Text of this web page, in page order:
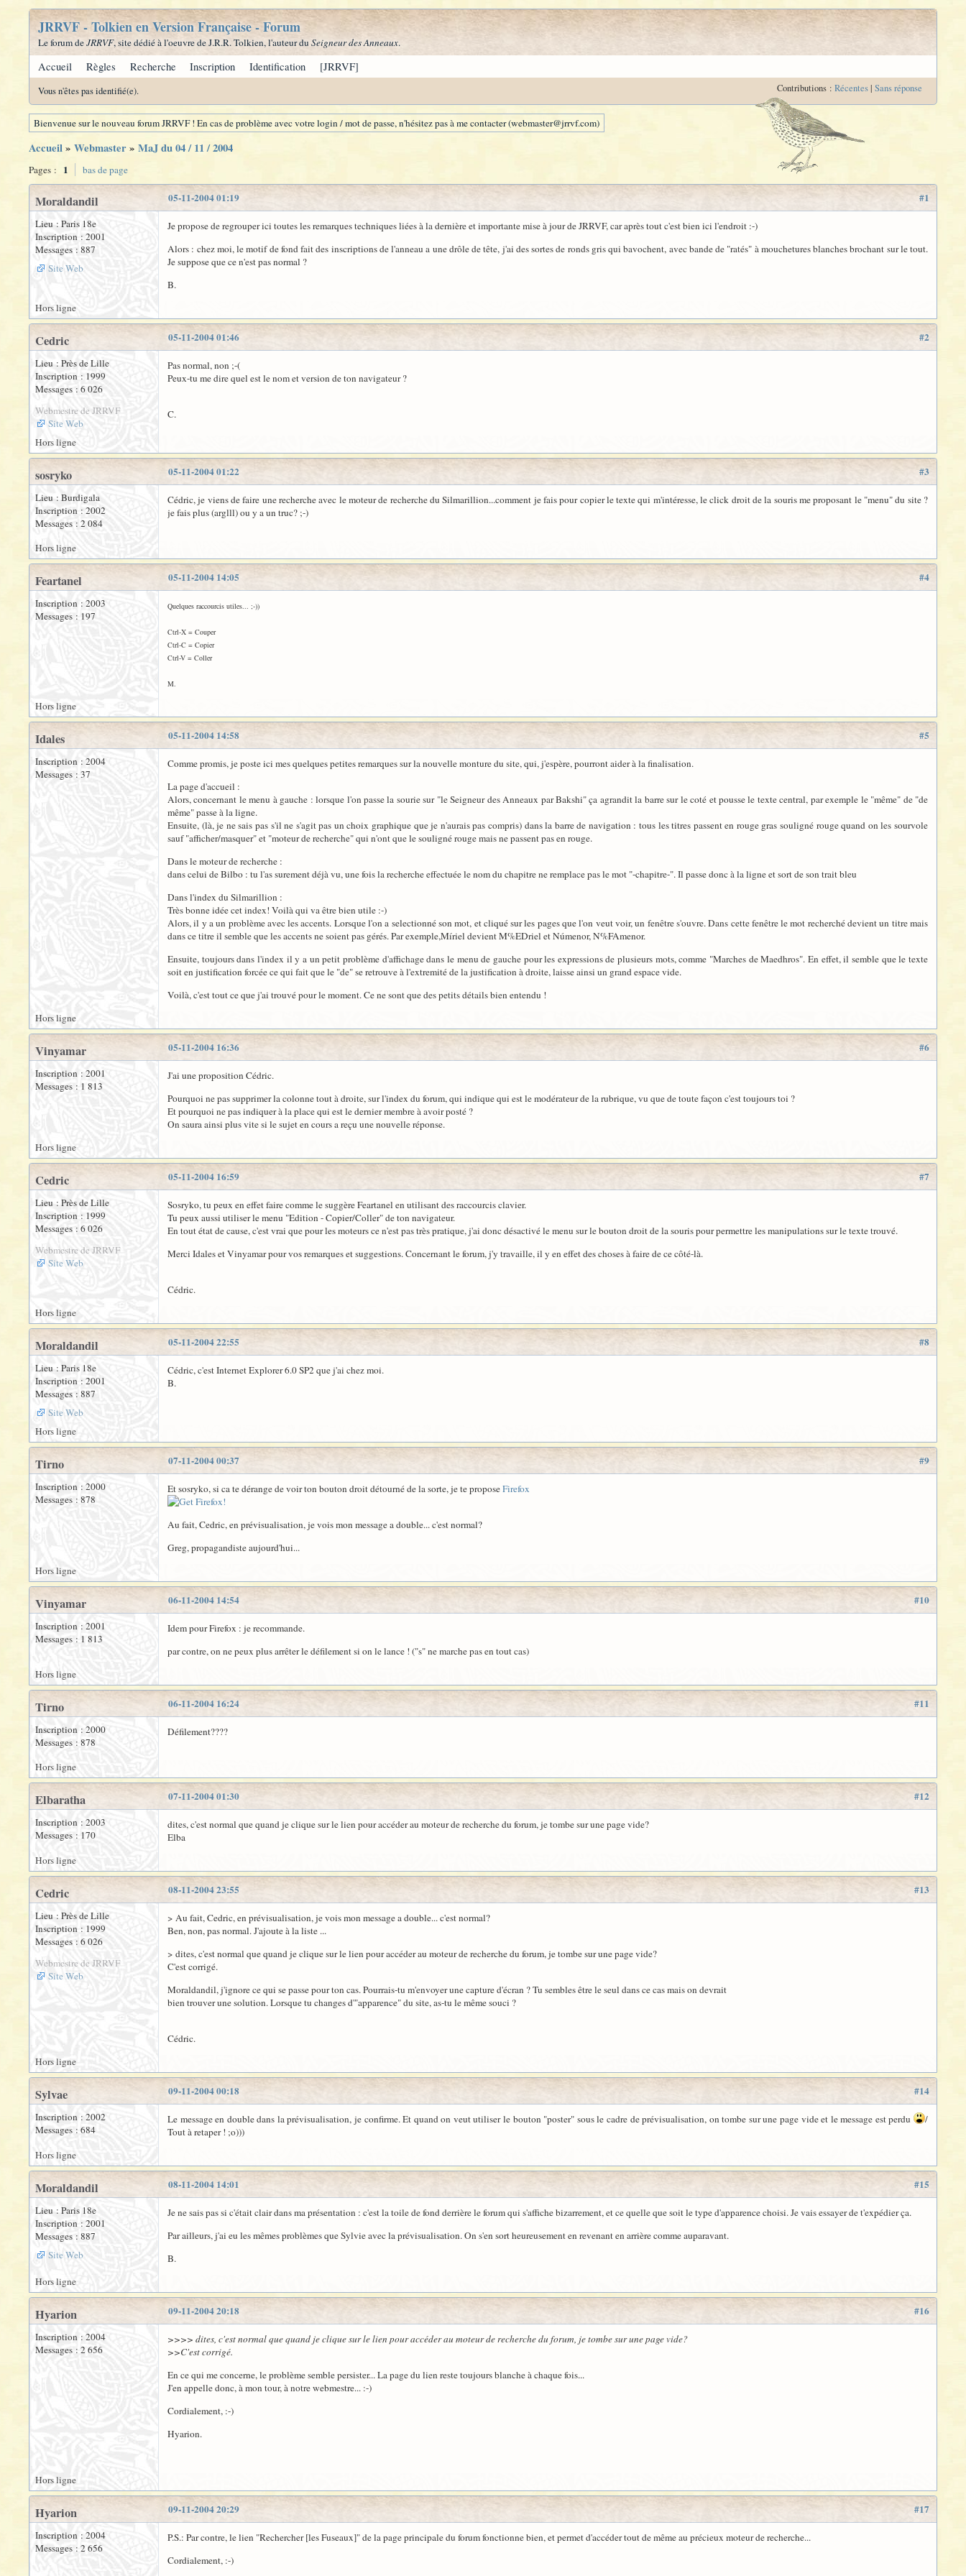
JRRVF - Tolkien en Version Française - Forum
Le forum deJRRVF, site dédié à l'oeuvre de J.R.R. Tolkien, l'auteur du Seigneur des Anneaux.
Accueil Règles Recherche Inscription Identification [JRRVF]
Vous n'êtes pas identifié(e). Contributions : Récentes| Sans réponse
Bienvenue sur le nouveau forum JRRVF ! En cas de problème avec votre login / mot de passe, n'hésitez pas à me contacter (webmaster@jrrvf.com)
Accueil» Webmaster» MaJ du 04 / 11 / 2004
Pages : 1 bas de page
#1
05-11-2004 01:19
Moraldandil
Lieu : Paris 18e
Inscription : 2001
Messages : 887
Site Web
Je propose de regrouper ici toutes les remarques techniques liées à la dernière et importante mise à jour de JRRVF, car après tout c'est bien ici l'endroit :-)
Alors : chez moi, le motif de fond fait des inscriptions de l'anneau a une drôle de tête, j'ai des sortes de ronds gris qui bavochent, avec bande de "ratés" à mouchetures blanches brochant sur le tout.
Je suppose que ce n'est pas normal ?
B.
Hors ligne
#2
05-11-2004 01:46
Cedric
Lieu : Près de Lille
Inscription : 1999
Messages : 6 026
Webmestre de JRRVF
Site Web
Pas normal, non ;-(
Peux-tu me dire quel est le nom et version de ton navigateur ?
C.
Hors ligne
#3
05-11-2004 01:22
sosryko
Lieu : Burdigala
Inscription : 2002
Messages : 2 084
Cédric, je viens de faire une recherche avec le moteur de recherche du Silmarillion...comment je fais pour copier le texte qui m'intéresse, le click droit de la souris me proposant le "menu" du site ?
je fais plus (arglll) ou y a un truc? ;-)
Hors ligne
#4
05-11-2004 14:05
Feartanel
Inscription : 2003
Messages : 197
Quelques raccourcis utiles... ;-))
Ctrl-X = Couper
Ctrl-C = Copier
Ctrl-V = Coller
M.
Hors ligne
#5
05-11-2004 14:58
Idales
Inscription : 2004
Messages : 37
Comme promis, je poste ici mes quelques petites remarques sur la nouvelle monture du site, qui, j'espère, pourront aider à la finalisation.
La page d'accueil :
Alors, concernant le menu à gauche : lorsque l'on passe la sourie sur "le Seigneur des Anneaux par Bakshi" ça agrandit la barre sur le coté et pousse le texte central, par exemple le "même" de "de
même" passe à la ligne.
Ensuite, (là, je ne sais pas s'il ne s'agit pas un choix graphique que je n'aurais pas compris) dans la barre de navigation : tous les titres passent en rouge gras souligné rouge quand on les sourvole
sauf "afficher/masquer" et "moteur de recherche" qui n'ont que le souligné rouge mais ne passent pas en rouge.
Dans le moteur de recherche :
dans celui de Bilbo : tu l'as surement déjà vu, une fois la recherche effectuée le nom du chapitre ne remplace pas le mot "-chapitre-". Il passe donc à la ligne et sort de son trait bleu
Dans l'index du Silmarillion :
Très bonne idée cet index! Voilà qui va être bien utile :-)
Alors, il y a un problème avec les accents. Lorsque l'on a selectionné son mot, et cliqué sur les pages que l'on veut voir, un fenêtre s'ouvre. Dans cette fenêtre le mot recherché devient un titre mais
dans ce titre il semble que les accents ne soient pas gérés. Par exemple,Míriel devient M%EDriel et Númenor, N%FAmenor.
Ensuite, toujours dans l'index il y a un petit problème d'affichage dans le menu de gauche pour les expressions de plusieurs mots, comme "Marches de Maedhros". En effet, il semble que le texte
soit en justification forcée ce qui fait que le "de" se retrouve à l'extremité de la justification à droite, laisse ainsi un grand espace vide.
Voilà, c'est tout ce que j'ai trouvé pour le moment. Ce ne sont que des petits détails bien entendu !
Hors ligne
#6
05-11-2004 16:36
Vinyamar
Inscription : 2001
Messages : 1 813
J'ai une proposition Cédric.
Pourquoi ne pas supprimer la colonne tout à droite, sur l'index du forum, qui indique qui est le modérateur de la rubrique, vu que de toute façon c'est toujours toi ?
Et pourquoi ne pas indiquer à la place qui est le dernier membre à avoir posté ?
On saura ainsi plus vite si le sujet en cours a reçu une nouvelle réponse.
Hors ligne
#7
05-11-2004 16:59
Cedric
Lieu : Près de Lille
Inscription : 1999
Messages : 6 026
Webmestre de JRRVF
Site Web
Sosryko, tu peux en effet faire comme le suggère Feartanel en utilisant des raccourcis clavier.
Tu peux aussi utiliser le menu "Edition - Copier/Coller" de ton navigateur.
En tout état de cause, c'est vrai que pour les moteurs ce n'est pas très pratique, j'ai donc désactivé le menu sur le bouton droit de la souris pour permettre les manipulations sur le texte trouvé.
Merci Idales et Vinyamar pour vos remarques et suggestions. Concernant le forum, j'y travaille, il y en effet des choses à faire de ce côté-là.
Cédric.
Hors ligne
#8
05-11-2004 22:55
Moraldandil
Lieu : Paris 18e
Inscription : 2001
Messages : 887
Site Web
Cédric, c'est Internet Explorer 6.0 SP2 que j'ai chez moi.
B.
Hors ligne
#9
07-11-2004 00:37
Tirno
Inscription : 2000
Messages : 878
Et sosryko, si ca te dérange de voir ton bouton droit détourné de la sorte, je te proposeFirefox
Au fait, Cedric, en prévisualisation, je vois mon message a double... c'est normal?
Greg, propagandiste aujourd'hui...
Hors ligne
#10
06-11-2004 14:54
Vinyamar
Inscription : 2001
Messages : 1 813
Idem pour Firefox : je recommande.
par contre, on ne peux plus arrêter le défilement si on le lance ! ("s" ne marche pas en tout cas)
Hors ligne
#11
06-11-2004 16:24
Tirno
Inscription : 2000
Messages : 878
Défilement????
Hors ligne
#12
07-11-2004 01:30
Elbaratha
Inscription : 2003
Messages : 170
dites, c'est normal que quand je clique sur le lien pour accéder au moteur de recherche du forum, je tombe sur une page vide?
Elba
Hors ligne
#13
08-11-2004 23:55
Cedric
Lieu : Près de Lille
Inscription : 1999
Messages : 6 026
Webmestre de JRRVF
Site Web
> Au fait, Cedric, en prévisualisation, je vois mon message a double... c'est normal?
Ben, non, pas normal. J'ajoute à la liste ...
> dites, c'est normal que quand je clique sur le lien pour accéder au moteur de recherche du forum, je tombe sur une page vide?
C'est corrigé.
Moraldandil, j'ignore ce qui se passe pour ton cas. Pourrais-tu m'envoyer une capture d'écran ? Tu sembles être le seul dans ce cas mais on devrait
bien trouver une solution. Lorsque tu changes d'"apparence" du site, as-tu le même souci ?
Cédric.
Hors ligne
#14
09-11-2004 00:18
Sylvae
Inscription : 2002
Messages : 684
Le message en double dans la prévisualisation, je confirme. Et quand on veut utiliser le bouton "poster" sous le cadre de prévisualisation, on tombe sur une page vide et le message est perdu
/
Tout à retaper ! ;o)))
Hors ligne
#15
08-11-2004 14:01
Moraldandil
Lieu : Paris 18e
Inscription : 2001
Messages : 887
Site Web
Je ne sais pas si c'était clair dans ma présentation : c'est la toile de fond derrière le forum qui s'affiche bizarrement, et ce quelle que soit le type d'apparence choisi. Je vais essayer de t'expédier ça.
Par ailleurs, j'ai eu les mêmes problèmes que Sylvie avec la prévisualisation. On s'en sort heureusement en revenant en arrière comme auparavant.
B.
Hors ligne
#16
09-11-2004 20:18
Hyarion
Inscription : 2004
Messages : 2 656
>>>> dites, c'est normal que quand je clique sur le lien pour accéder au moteur de recherche du forum, je tombe sur une page vide?
>>C'est corrigé.
En ce qui me concerne, le problème semble persister... La page du lien reste toujours blanche à chaque fois...
J'en appelle donc, à mon tour, à notre webmestre... :-)
Cordialement, :-)
Hyarion.
Hors ligne
#17
09-11-2004 20:29
Hyarion
Inscription : 2004
Messages : 2 656
P.S.: Par contre, le lien "Rechercher [les Fuseaux]" de la page principale du forum fonctionne bien, et permet d'accéder tout de même au précieux moteur de recherche...
Cordialement, :-)